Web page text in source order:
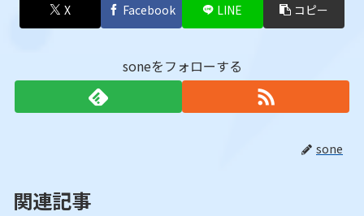
X Facebook LINE コピー
soneをフォローする
sone
関連記事